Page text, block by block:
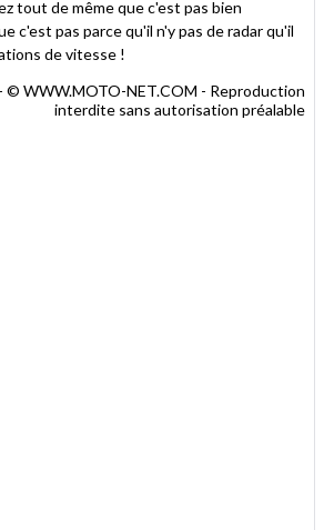
tout de même que c'est pas bien
c'est pas parce qu'il n'y pas de radar qu'il
de vitesse !
© WWW.MOTO-NET.COM - Reproduction
interdite sans autorisation préalable